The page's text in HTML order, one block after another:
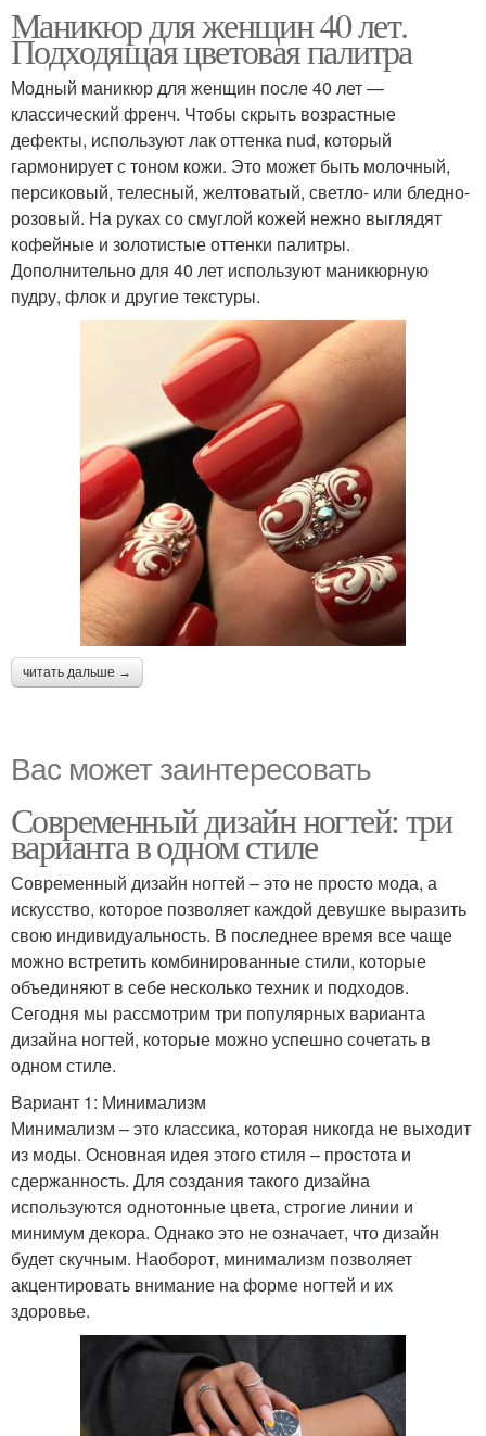
Маникюр для женщин 40 лет.
Подходящая цветовая палитра
Модный маникюр для женщин после 40 лет —
классический френч. Чтобы скрыть возрастные
дефекты, используют лак оттенка nud, который
гармонирует с тоном кожи. Это может быть молочный,
персиковый, телесный, желтоватый, светло- или бледно-
розовый. На руках со смуглой кожей нежно выглядят
кофейные и золотистые оттенки палитры.
Дополнительно для 40 лет используют маникюрную
пудру, флок и другие текстуры.
читать дальше →
Вас может заинтересовать
Современный дизайн ногтей: три
варианта в одном стиле
Современный дизайн ногтей – это не просто мода, а
искусство, которое позволяет каждой девушке выразить
свою индивидуальность. В последнее время все чаще
можно встретить комбинированные стили, которые
объединяют в себе несколько техник и подходов.
Сегодня мы рассмотрим три популярных варианта
дизайна ногтей, которые можно успешно сочетать в
одном стиле.
Вариант 1: Минимализм
Минимализм – это классика, которая никогда не выходит
из моды. Основная идея этого стиля – простота и
сдержанность. Для создания такого дизайна
используются однотонные цвета, строгие линии и
минимум декора. Однако это не означает, что дизайн
будет скучным. Наоборот, минимализм позволяет
акцентировать внимание на форме ногтей и их
здоровье.